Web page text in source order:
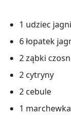
1 udziec
6 łopatek
2 ząbki
2 cytryny
2 cebule
1 marchewka